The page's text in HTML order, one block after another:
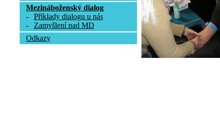
Mezináboženský dialog
-
Příklady dialogu u nás
-
Zamyšlení nad MD
Odkazy